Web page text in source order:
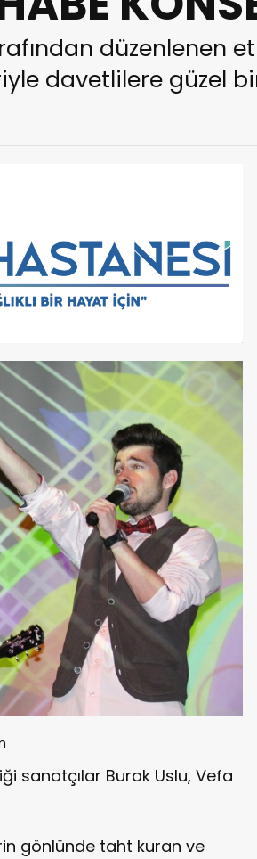
düzenlenen
davetlilere güzel
sanatçılar Burak Uslu, Vefa
gönlünde taht kuran ve